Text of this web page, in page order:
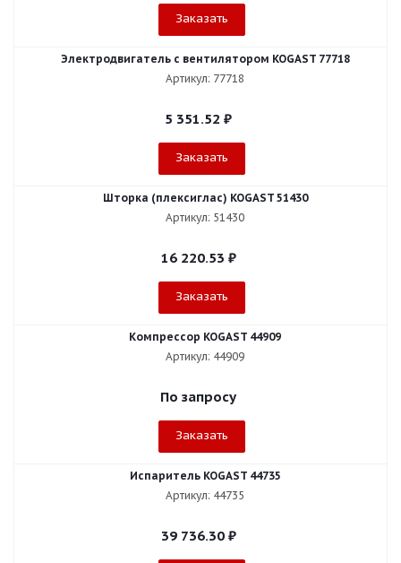
Заказать
Электродвигатель с вентилятором KOGAST 77718
Артикул: 77718
5 351.52 ₽
Заказать
Шторка (плексиглас) KOGAST 51430
Артикул: 51430
16 220.53 ₽
Заказать
Компрессор KOGAST 44909
Артикул: 44909
По запросу
Заказать
Испаритель KOGAST 44735
Артикул: 44735
39 736.30₽